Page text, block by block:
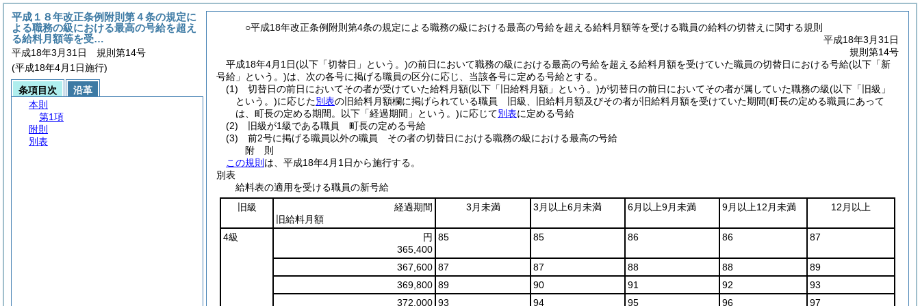
○平成18年改正条例附則第4条の規定による職務の級における最高の号給を超える給料月額等を受ける職員の給料の切替えに関する規則
平成18年3月31日
規則第14号
平成18年4月1日(以下「切替日」という。)の前日において職務の級における最高の号給を超える給料月額を受けていた職員の切替日における号給(以下「新
号給」という。)は、次の各号に掲げる職員の区分に応じ、当該各号に定める号給とする。
(1) 切替日の前日においてその者が受けていた給料月額(以下「旧給料月額」という。)が切替日の前日においてその者が属していた職務の級(以下「旧級」
という。)に応じた別表の旧給料月額欄に掲げられている職員 旧級、旧給料月額及びその者が旧給料月額を受けていた期間(町長の定める職員にあって
は、町長の定める期間。以下「経過期間」という。)に応じて別表に定める号給
(2) 旧級が1級である職員 町長の定める号給
(3) 前2号に掲げる職員以外の職員 その者の切替日における職務の級における最高の号給
附 則
この規則 は、平成18年4月1日から施行する。
別表
給料表の適用を受ける職員の新号給
旧級
経過期間
旧給料月額
3月未満 3月以上6月未満 6月以上9月未満 9月以上12月未満 12月以上
4級
円
365,400
85 85 86 86 87
367,600 87 87 88 88
89
369,800 89 90 91 92
93
372,000 93 94 95 96 97
平成１８年改正条例附則第４条の規定に
よる職務の級における最高の号給を超え
る給料月額等を受…
平成18年3月31日 規則第14号
(平成18年4月1日施行)
条項目次
沿革
本則
第1項
附則
別表